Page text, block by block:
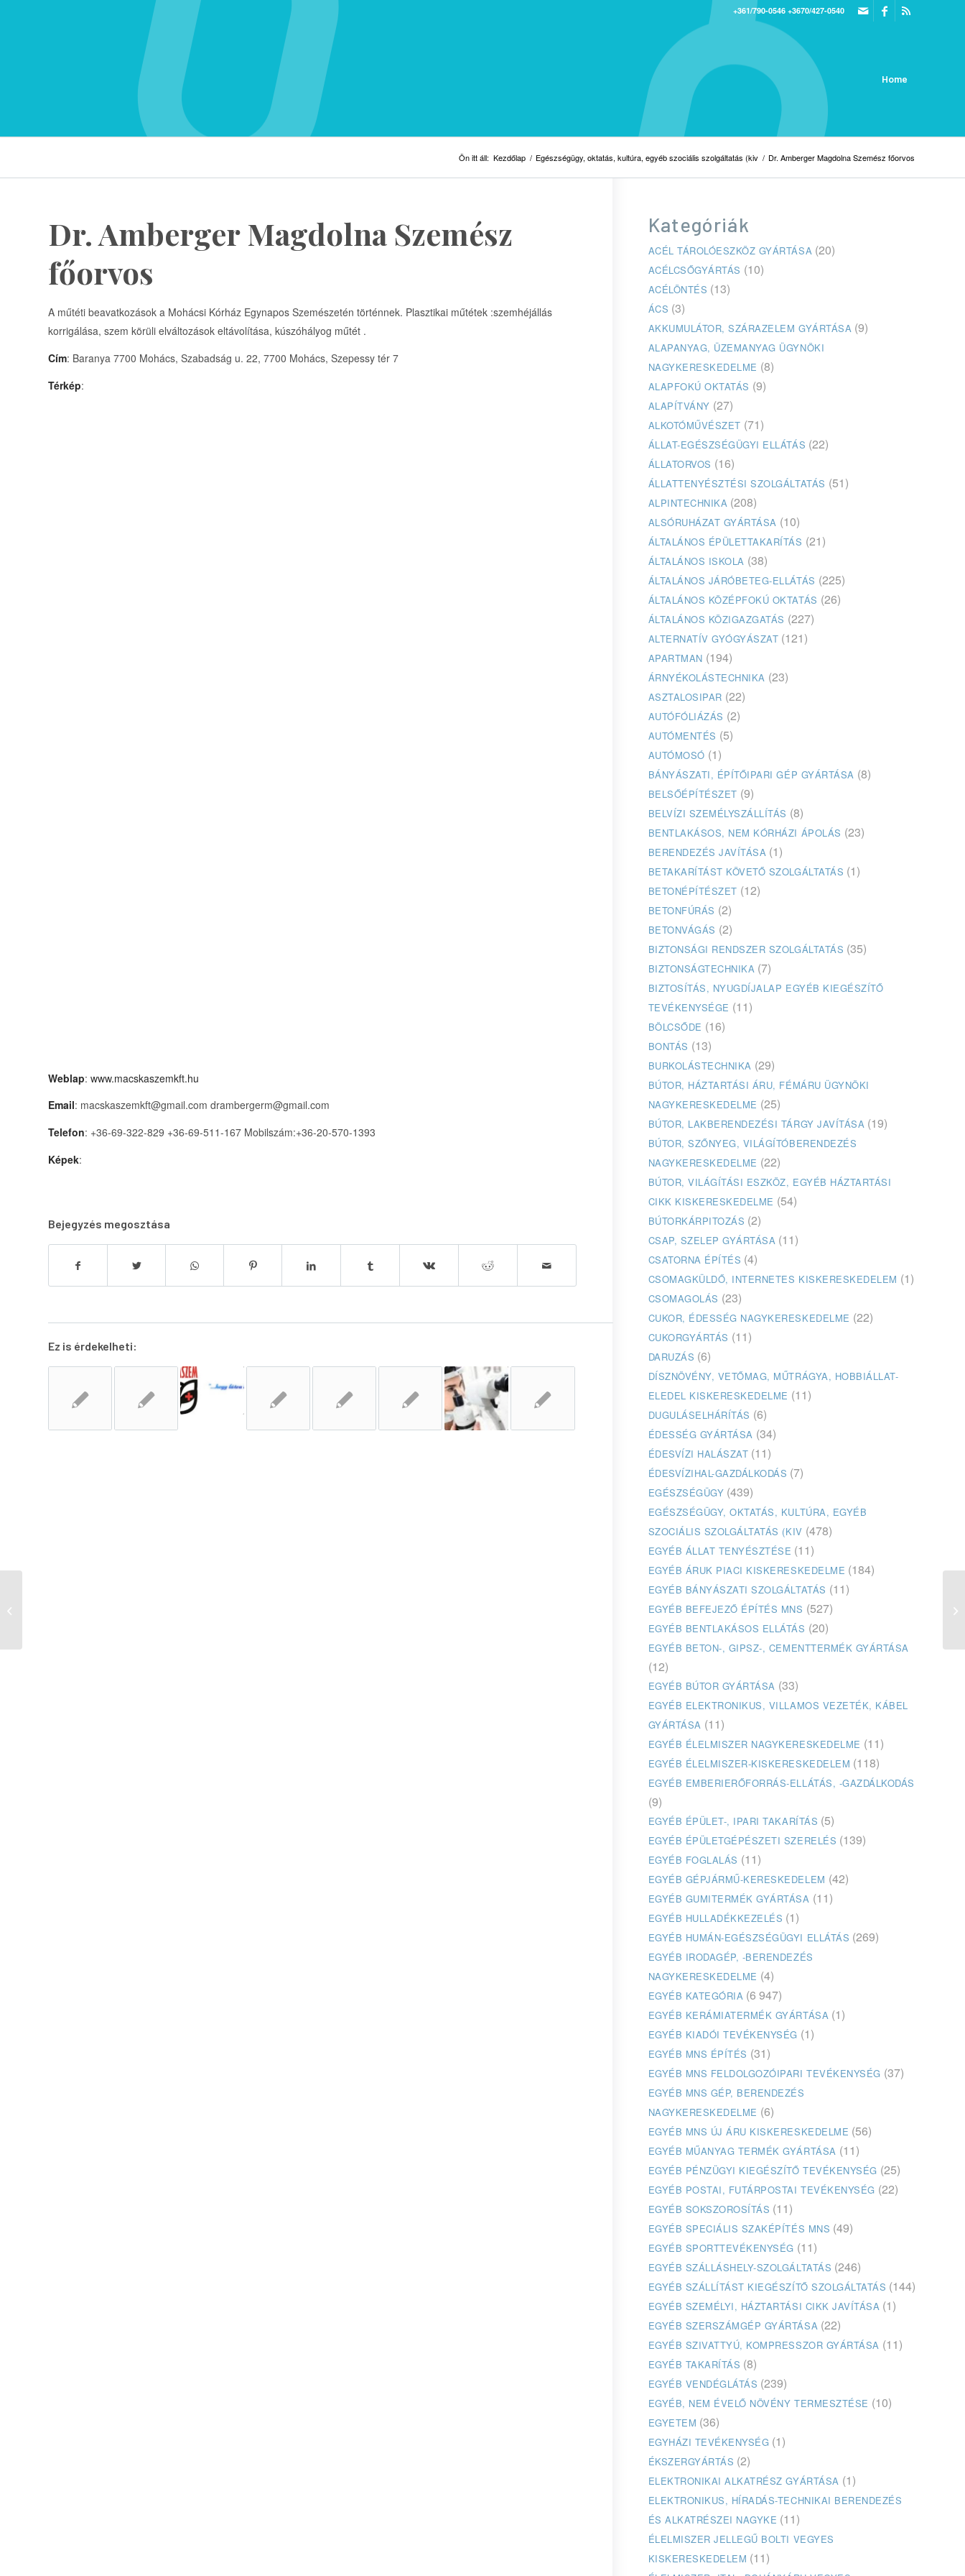
+361/790-0546 +3670/427-0540
Home
Ön itt áll: Kezdőlap / Egészségügy, oktatás, kultúra, egyéb szociális szolgáltatás (kiv / Dr. Amberger Magdolna Szemész főorvos
Dr. Amberger Magdolna Szemész
főorvos
A műtéti beavatkozások a Mohácsi Kórház Egynapos Szemészetén történnek. Plasztikai műtétek :szemhéjállás
korrigálása, szem körüli elváltozások eltávolítása, kúszóhályog műtét .
Cím: Baranya 7700 Mohács, Szabadság u. 22, 7700 Mohács, Szepessy tér 7
Térkép:
Weblap: www.macskaszemkft.hu
Email: macskaszemkft@gmail.com drambergerm@gmail.com
Telefon: +36-69-322-829 +36-69-511-167 Mobilszám:+36-20-570-1393
Képek:
Bejegyzés megosztása
Ez is érdekelheti:
Kategóriák
ACÉL TÁROLÓESZKÖZ GYÁRTÁSA (20)
ACÉLCSŐGYÁRTÁS (10)
ACÉLÖNTÉS (13)
ÁCS (3)
AKKUMULÁTOR, SZÁRAZELEM GYÁRTÁSA (9)
ALAPANYAG, ÜZEMANYAG ÜGYNÖKI
NAGYKERESKEDELME (8)
ALAPFOKÚ OKTATÁS (9)
ALAPÍTVÁNY (27)
ALKOTÓMŰVÉSZET (71)
ÁLLAT-EGÉSZSÉGÜGYI ELLÁTÁS (22)
ÁLLATORVOS (16)
ÁLLATTENYÉSZTÉSI SZOLGÁLTATÁS (51)
ALPINTECHNIKA (208)
ALSÓRUHÁZAT GYÁRTÁSA (10)
ÁLTALÁNOS ÉPÜLETTAKARÍTÁS (21)
ÁLTALÁNOS ISKOLA (38)
ÁLTALÁNOS JÁRÓBETEG-ELLÁTÁS (225)
ÁLTALÁNOS KÖZÉPFOKÚ OKTATÁS (26)
ÁLTALÁNOS KÖZIGAZGATÁS (227)
ALTERNATÍV GYÓGYÁSZAT (121)
APARTMAN (194)
ÁRNYÉKOLÁSTECHNIKA (23)
ASZTALOSIPAR (22)
AUTÓFÓLIÁZÁS (2)
AUTÓMENTÉS (5)
AUTÓMOSÓ (1)
BÁNYÁSZATI, ÉPÍTŐIPARI GÉP GYÁRTÁSA (8)
BELSŐÉPÍTÉSZET (9)
BELVÍZI SZEMÉLYSZÁLLÍTÁS (8)
BENTLAKÁSOS, NEM KÓRHÁZI ÁPOLÁS (23)
BERENDEZÉS JAVÍTÁSA (1)
BETAKARÍTÁST KÖVETŐ SZOLGÁLTATÁS (1)
BETONÉPÍTÉSZET (12)
BETONFÚRÁS (2)
BETONVÁGÁS (2)
BIZTONSÁGI RENDSZER SZOLGÁLTATÁS (35)
BIZTONSÁGTECHNIKA (7)
BIZTOSÍTÁS, NYUGDÍJALAP EGYÉB KIEGÉSZÍTŐ
TEVÉKENYSÉGE (11)
BÖLCSŐDE (16)
BONTÁS (13)
BURKOLÁSTECHNIKA (29)
BÚTOR, HÁZTARTÁSI ÁRU, FÉMÁRU ÜGYNÖKI
NAGYKERESKEDELME (25)
BÚTOR, LAKBERENDEZÉSI TÁRGY JAVÍTÁSA (19)
BÚTOR, SZŐNYEG, VILÁGÍTÓBERENDEZÉS
NAGYKERESKEDELME (22)
BÚTOR, VILÁGÍTÁSI ESZKÖZ, EGYÉB HÁZTARTÁSI
CIKK KISKERESKEDELME (54)
BÚTORKÁRPITOZÁS (2)
CSAP, SZELEP GYÁRTÁSA (11)
CSATORNA ÉPÍTÉS (4)
CSOMAGKÜLDŐ, INTERNETES KISKERESKEDELEM (1)
CSOMAGOLÁS (23)
CUKOR, ÉDESSÉG NAGYKERESKEDELME (22)
CUKORGYÁRTÁS (11)
DARUZÁS (6)
DÍSZNÖVÉNY, VETŐMAG, MŰTRÁGYA, HOBBIÁLLAT-
ELEDEL KISKERESKEDELME (11)
DUGULÁSELHÁRÍTÁS (6)
ÉDESSÉG GYÁRTÁSA (34)
ÉDESVÍZI HALÁSZAT (11)
ÉDESVÍZIHAL-GAZDÁLKODÁS (7)
EGÉSZSÉGÜGY (439)
EGÉSZSÉGÜGY, OKTATÁS, KULTÚRA, EGYÉB
SZOCIÁLIS SZOLGÁLTATÁS (KIV (478)
EGYÉB ÁLLAT TENYÉSZTÉSE (11)
EGYÉB ÁRUK PIACI KISKERESKEDELME (184)
EGYÉB BÁNYÁSZATI SZOLGÁLTATÁS (11)
EGYÉB BEFEJEZŐ ÉPÍTÉS MNS (527)
EGYÉB BENTLAKÁSOS ELLÁTÁS (20)
EGYÉB BETON-, GIPSZ-, CEMENTTERMÉK GYÁRTÁSA
(12)
EGYÉB BÚTOR GYÁRTÁSA (33)
EGYÉB ELEKTRONIKUS, VILLAMOS VEZETÉK, KÁBEL
GYÁRTÁSA (11)
EGYÉB ÉLELMISZER NAGYKERESKEDELME (11)
EGYÉB ÉLELMISZER-KISKERESKEDELEM (118)
EGYÉB EMBERIERŐFORRÁS-ELLÁTÁS, -GAZDÁLKODÁS
(9)
EGYÉB ÉPÜLET-, IPARI TAKARÍTÁS (5)
EGYÉB ÉPÜLETGÉPÉSZETI SZERELÉS (139)
EGYÉB FOGLALÁS (11)
EGYÉB GÉPJÁRMŰ-KERESKEDELEM (42)
EGYÉB GUMITERMÉK GYÁRTÁSA (11)
EGYÉB HULLADÉKKEZELÉS (1)
EGYÉB HUMÁN-EGÉSZSÉGÜGYI ELLÁTÁS (269)
EGYÉB IRODAGÉP, -BERENDEZÉS
NAGYKERESKEDELME (4)
EGYÉB KATEGÓRIA (6 947)
EGYÉB KERÁMIATERMÉK GYÁRTÁSA (1)
EGYÉB KIADÓI TEVÉKENYSÉG (1)
EGYÉB MNS ÉPÍTÉS (31)
EGYÉB MNS FELDOLGOZÓIPARI TEVÉKENYSÉG (37)
EGYÉB MNS GÉP, BERENDEZÉS
NAGYKERESKEDELME (6)
EGYÉB MNS ÚJ ÁRU KISKERESKEDELME (56)
EGYÉB MŰANYAG TERMÉK GYÁRTÁSA (11)
EGYÉB PÉNZÜGYI KIEGÉSZÍTŐ TEVÉKENYSÉG (25)
EGYÉB POSTAI, FUTÁRPOSTAI TEVÉKENYSÉG (22)
EGYÉB SOKSZOROSÍTÁS (11)
EGYÉB SPECIÁLIS SZAKÉPÍTÉS MNS (49)
EGYÉB SPORTTEVÉKENYSÉG (11)
EGYÉB SZÁLLÁSHELY-SZOLGÁLTATÁS (246)
EGYÉB SZÁLLÍTÁST KIEGÉSZÍTŐ SZOLGÁLTATÁS (144)
EGYÉB SZEMÉLYI, HÁZTARTÁSI CIKK JAVÍTÁSA (1)
EGYÉB SZERSZÁMGÉP GYÁRTÁSA (22)
EGYÉB SZIVATTYÚ, KOMPRESSZOR GYÁRTÁSA (11)
EGYÉB TAKARÍTÁS (8)
EGYÉB VENDÉGLÁTÁS (239)
EGYÉB, NEM ÉVELŐ NÖVÉNY TERMESZTÉSE (10)
EGYETEM (36)
EGYHÁZI TEVÉKENYSÉG (1)
ÉKSZERGYÁRTÁS (2)
ELEKTRONIKAI ALKATRÉSZ GYÁRTÁSA (1)
ELEKTRONIKUS, HÍRADÁS-TECHNIKAI BERENDEZÉS
ÉS ALKATRÉSZEI NAGYKE (11)
ÉLELMISZER JELLEGŰ BOLTI VEGYES
KISKERESKEDELEM (11)